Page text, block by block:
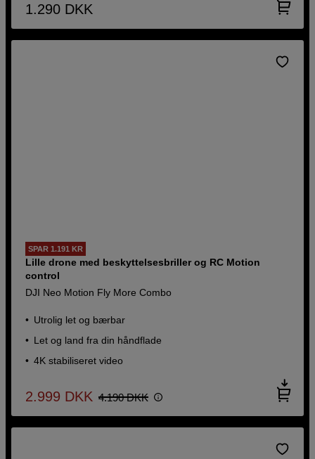
1.290 DKK
SPAR 1.191 KR
Lille drone med beskyttelsesbriller og RC Motion
control
DJI Neo Motion Fly More Combo
Utrolig let og bærbar
Let og land fra din håndflade
4K stabiliseret video
2.999 DKK 4.190 DKK